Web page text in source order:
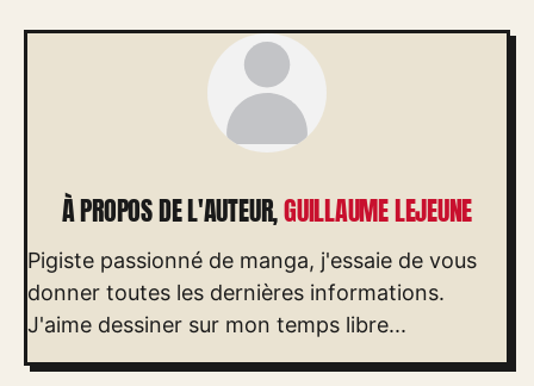
À PROPOS DE L'AUTEUR,GUILLAUME LEJEUNE
Pigiste passionné de manga, j'essaie de vous
donner toutes les dernières informations.
J'aime dessiner sur mon temps libre...